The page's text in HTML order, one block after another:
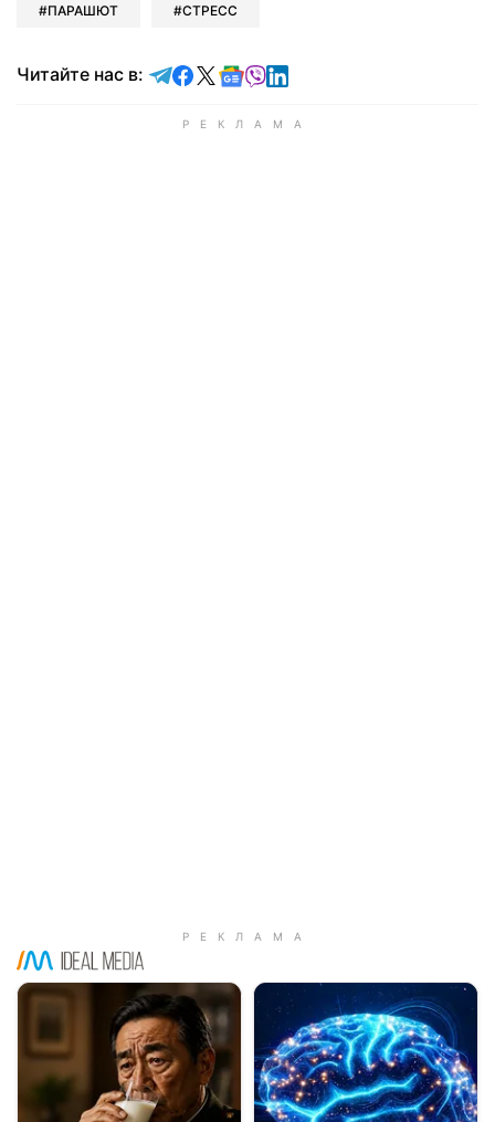
ПАРАШЮТ СТРЕСС
Читайте нас в: Читайте в Telegram
Читайте в Facebook
Читайте в X
Читайте в Google news
Читайте в Viber
Читайте в LinkedIn